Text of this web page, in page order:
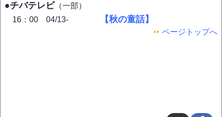
●チバテレビ （一部）
16：00 04/13-
【秋の童話】
ページトップへ